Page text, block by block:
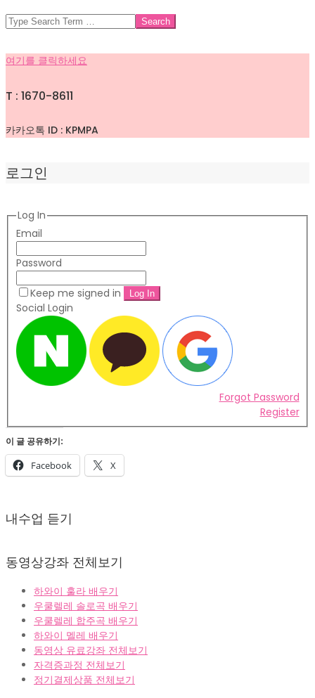
SEARCH
여기를 클릭하세요
T : 1670-8611
카카오톡 ID : KPMPA
로그인
Log In
Email
Password
Keep me signed in
Social Login
Forgot Password
Register
이 글 공유하기:
Facebook X
02-
내수업 듣기
동영상강좌 전체보기
하와이 훌라 배우기
우쿨렐레 솔로곡 배우기
우쿨렐레 합주곡 배우기
하와이 멜레 배우기
동영상 유료강좌 전체보기
자격증과정 전체보기
정기결제상품 전체보기